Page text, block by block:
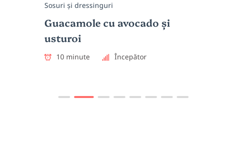
Sosuri și dressinguri
Guacamole cu avocado și
10 minute Începător
20 de
Nivel